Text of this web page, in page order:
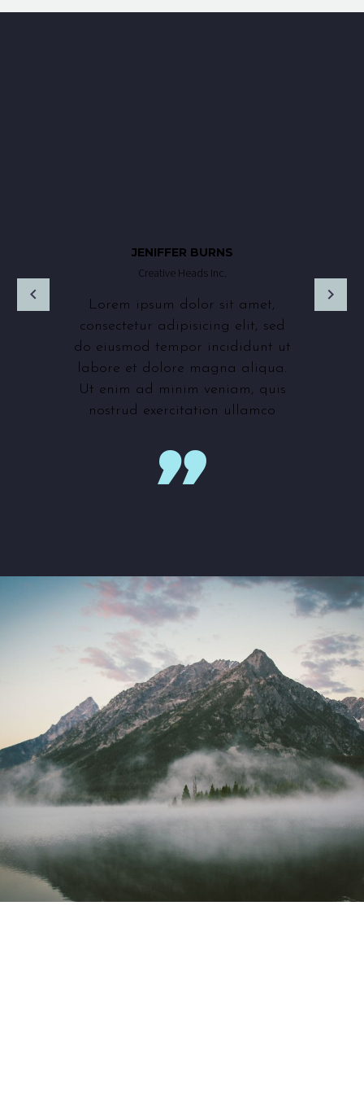
JENIFFER BURNS
Creative Heads Inc.
Lorem ipsum dolor sit amet,
consectetur adipisicing elit, sed
do eiusmod tempor incididunt ut
labore et dolore magna aliqua.
Ut enim ad minim veniam, quis
nostrud exercitation ullamco